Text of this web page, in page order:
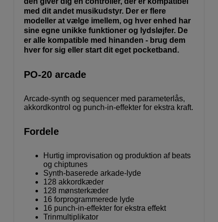
med dit andet musikudstyr. Der er flere
modeller at vælge imellem, og hver enhed har
sine egne unikke funktioner og lydsløjfer. De
er alle kompatible med hinanden - brug dem
hver for sig eller start dit eget pocketband.
PO-20 arcade
Arcade-synth og sequencer med parameterlås,
akkordkontrol og punch-in-effekter for ekstra kraft.
Fordele
Hurtig improvisation og produktion af beats
og chiptunes
Synth-baserede arkade-lyde
128 akkordkæder
128 mønsterkæder
16 forprogrammerede lyde
16 punch-in-effekter for ekstra effekt
Trinmultiplikator